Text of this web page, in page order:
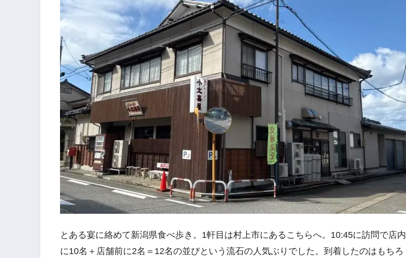
とある宴に絡めて新潟県食べ歩き。1軒目は村上市にあるこちらへ。10:45に訪問で店内
に10名＋店舗前に2名＝12名の並びという流石の人気ぶりでした。到着したのはもちろ